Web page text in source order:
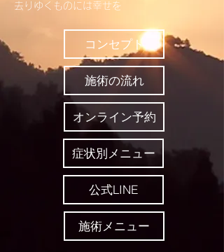
去りゆくものには幸せを​
コンセプト
施術の流れ
オンライン予約
症状別メニュー
公式LINE
施術メニュー